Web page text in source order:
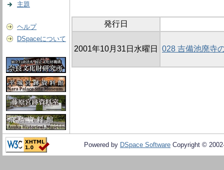
主題
ヘルプ
DSpaceについて
発行日
2001年10月31日水曜日 028 吉備池廃寺
Powered by DSpace Software Copyright ©